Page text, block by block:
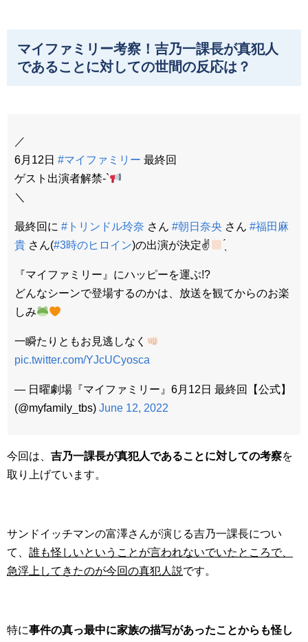
マイファミリー考察！吉乃一課長が真犯人
であることに対しての世間の反応は？
／
6月12日 #マイファミリー 最終回
ゲスト出演者解禁-`
＼
最終回に #トリンドル玲奈 さん #朝日奈央 さん #福田麻
貴 さん(#3時のヒロイン)の出演が決定✌
『マイファミリー』にハッピーを運ぶ!?
どんなシーンで登場するのかは、放送を観てからのお楽
しみ
一瞬たりともお見逃しなく
pic.twitter.com/YJcUCyosca
— 日曜劇場『マイファミリー』6月12日 最終回【公式】
(@myfamily_tbs) June 12, 2022
今回は、 吉乃一課長が真犯人であることに対しての考察を
取り上げています。
サンドイッチマンの富澤さんが演じる吉乃一課長につい
て、 誰も怪しいということが言われないでいたところで、
急浮上してきたのが今回の真犯人説です。
特に事件の真っ最中に家族の描写があったことからも怪し